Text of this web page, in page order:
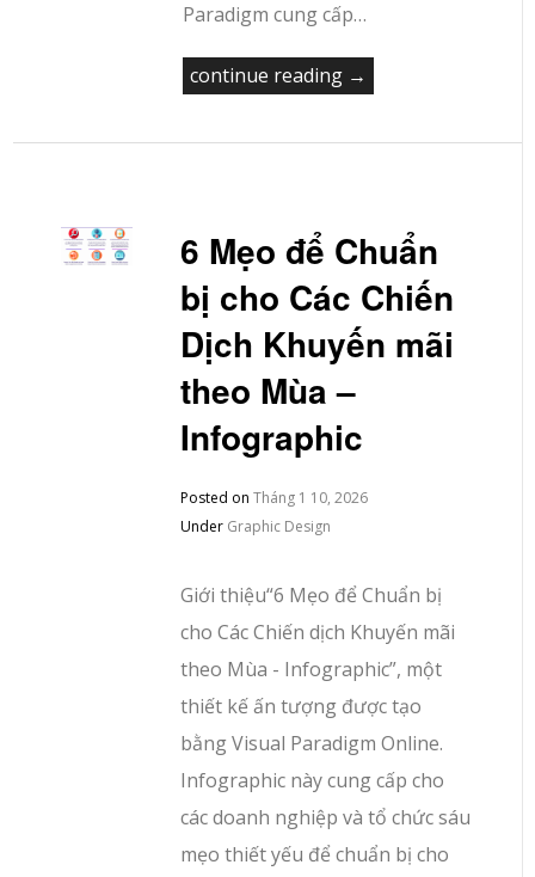
Paradigm cung cấp…
continue reading →
6 Mẹo để Chuẩn
bị cho Các Chiến
Dịch Khuyến mãi
theo Mùa –
Infographic
Posted on Tháng 1 10, 2026
Under Graphic Design
Giới thiệu“6 Mẹo để Chuẩn bị
cho Các Chiến dịch Khuyến mãi
theo Mùa - Infographic”, một
thiết kế ấn tượng được tạo
bằng Visual Paradigm Online.
Infographic này cung cấp cho
các doanh nghiệp và tổ chức sáu
mẹo thiết yếu để chuẩn bị cho